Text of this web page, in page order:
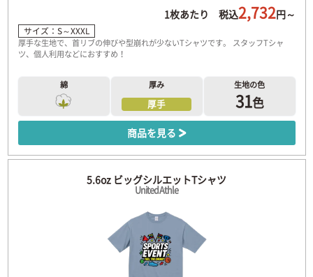
1枚あたり 税込2,732円～
サイズ：S～XXXL
厚手な生地で、首リブの伸びや型崩れが少ないTシャツです。 スタッフTシャ
ツ、個人利用などにおすすめ！
綿 厚み
厚手
生地の色
31色
商品を見る
5.6oz ビッグシルエットTシャツ
United Athle